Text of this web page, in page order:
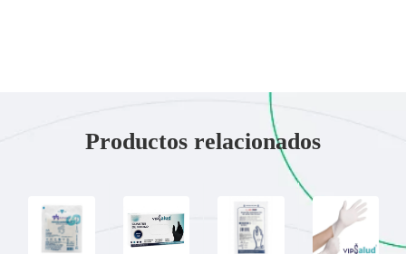
Productos relacionados